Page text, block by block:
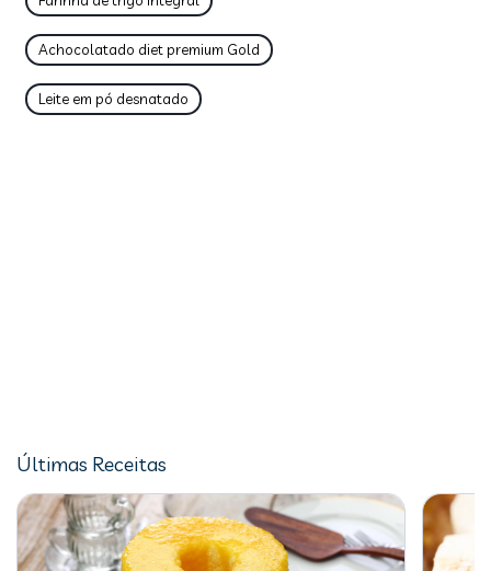
Achocolatado diet premium Gold
Leite em pó desnatado
Últimas Receitas